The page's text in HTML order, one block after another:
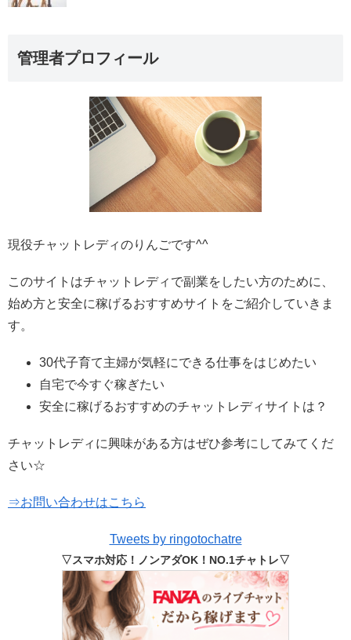
管理者プロフィール
現役チャットレディのりんごです^^
このサイトはチャットレディで副業をしたい方のために、
始め方と安全に稼げるおすすめサイトをご紹介していきま
す。
30代子育て主婦が気軽にできる仕事をはじめたい
自宅で今すぐ稼ぎたい
安全に稼げるおすすめのチャットレディサイトは？
チャットレディに興味がある方はぜひ参考にしてみてくだ
さい☆
⇒お問い合わせはこちら
Tweets by ringotochatre
▽スマホ対応！ノンアダOK！NO.1チャトレ▽